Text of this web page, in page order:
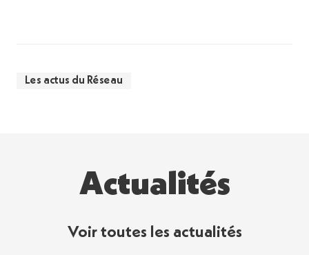
Les actus du Réseau
Actualités
Voir toutes les actualités